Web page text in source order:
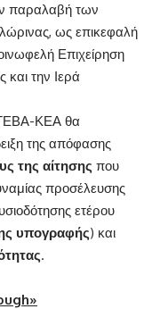
παραλαβή των
ως επικεφαλή
Επιχείρηση
την Ιερά
ΚΕΑ θα
της απόφασης
της αίτησης που
προσέλευσης
ετέρου
υπογραφής) και
.
»